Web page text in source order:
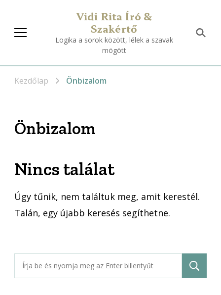
Vidi Rita Író &
Szakértő
Logika a sorok között, lélek a szavak
mögött
Kezdőlap Önbizalom
Önbizalom
Nincs találat
Úgy tűnik, nem találtuk meg, amit kerestél.
Talán, egy újabb keresés segíthetne.
Keresés: